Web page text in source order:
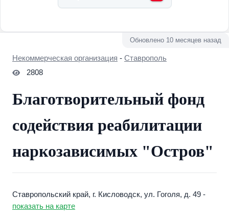
Некоммерческая организация - Ставрополь
2808
Благотворительный фонд
содействия реабилитации
наркозависимых "Остров"
Ставропольский край, г. Кисловодск, ул. Гоголя, д. 49 -
показать на карте
Обновлено 10 месяцев назад